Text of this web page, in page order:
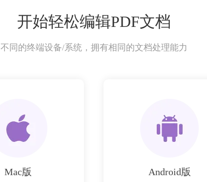
开始轻松编辑PDF文档
不同的终端设备/系统，拥有相同的文档处理能力
Mac版 Android版